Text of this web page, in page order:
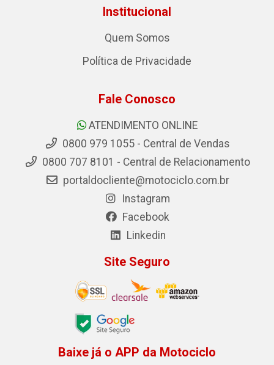
Institucional
Quem Somos
Política de Privacidade
Fale Conosco
ATENDIMENTO ONLINE
0800 979 1055 - Central de Vendas
0800 707 8101 - Central de Relacionamento
portaldocliente@motociclo.com.br
Instagram
Facebook
Linkedin
Site Seguro
Baixe já o APP da Motociclo